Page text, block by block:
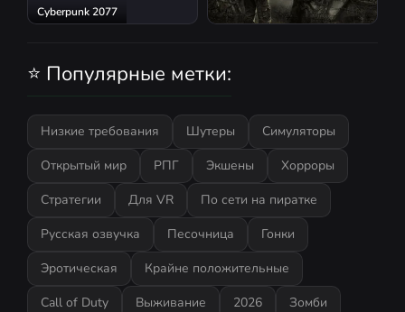
Cyberpunk 2077
⭐ Популярные метки:
Низкие требования Шутеры
Симуляторы
Открытый мир
РПГ Экшены
Хорроры
Стратегии
Для VR
По сети на пиратке
Русская озвучка
Песочница
Гонки
Эротическая
Крайне положительные
Call of Duty
Выживание 2026
Зомби